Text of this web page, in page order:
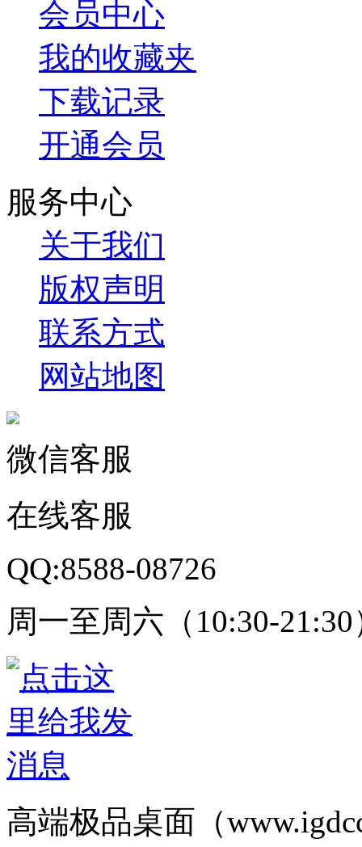
会员中心
我的收藏夹
下载记录
开通会员
服务中心
关于我们
版权声明
联系方式
网站地图
微信客服
在线客服
QQ:8588-08726
周一至周六（10:30-21:30
高端极品桌面（